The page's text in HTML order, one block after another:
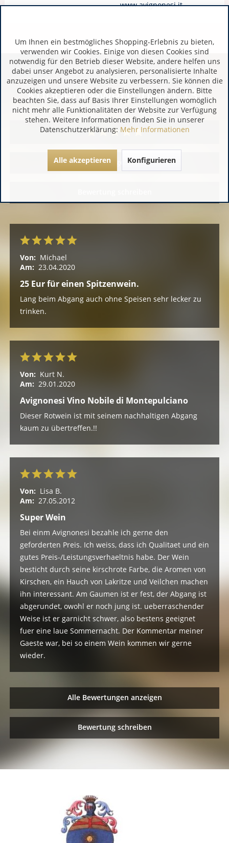
www.avignonesi.it
Kundenbewertungen (3)
Alle Bewertungen anzeigen
Von: Michael
Am: 23.04.2020
25 Eur für einen Spitzenwein.
Lang beim Abgang auch ohne Speisen sehr lecker zu
trinken.
Von: Kurt N.
Am: 29.01.2020
Avignonesi Vino Nobile di Montepulciano
Dieser Rotwein ist mit seinem nachhaltigen Abgang
kaum zu übertreffen.!!
Von: Lisa B.
Am: 27.05.2012
Super Wein
Bei einm Avignonesi bezahle ich gerne den
geforderten Preis. Ich weiss, dass ich Qualitaet und ein
gutes Preis-/Leistungsverhaeltnis habe. Der Wein
besticht durch seine kirschrote Farbe, die Aromen von
Kirschen, ein Hauch von Lakritze und Veilchen machen
ihn interessant. Am Gaumen ist er fest, der Abgang ist
abgerundet, owohl er noch jung ist. ueberraschender
Weise ist er garnicht schwer, also bestens geeignet
fuer eine laue Sommernacht. Der Kommentar meiner
Gaeste war, bei so einem Wein kommen wir gerne
wieder.
Alle Bewertungen anzeigen
Bewertung schreiben
Um Ihnen ein bestmögliches Shopping-Erlebnis zu bieten,
verwenden wir Cookies. Einige von diesen Cookies sind
notwendig für den Betrieb dieser Website, andere helfen uns
dabei unser Angebot zu analysieren, personalisierte Inhalte
anzuzeigen und unsere Website zu verbessern. Sie können die
Cookies akzeptieren oder die Einstellungen ändern. Bitte
beachten Sie, dass auf Basis Ihrer Einstellungen womöglich
nicht mehr alle Funktionalitäten der Website zur Verfügung
stehen. Weitere Informationen finden Sie in unserer
Datenschutzerklärung: Mehr Informationen
Alle akzeptieren Konfigurieren